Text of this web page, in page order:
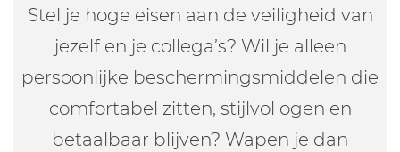
Stel je hoge eisen aan de veiligheid van
jezelf en je collega’s? Wil je alleen
persoonlijke beschermingsmiddelen die
comfortabel zitten, stijlvol ogen en
betaalbaar blijven? Wapen je dan